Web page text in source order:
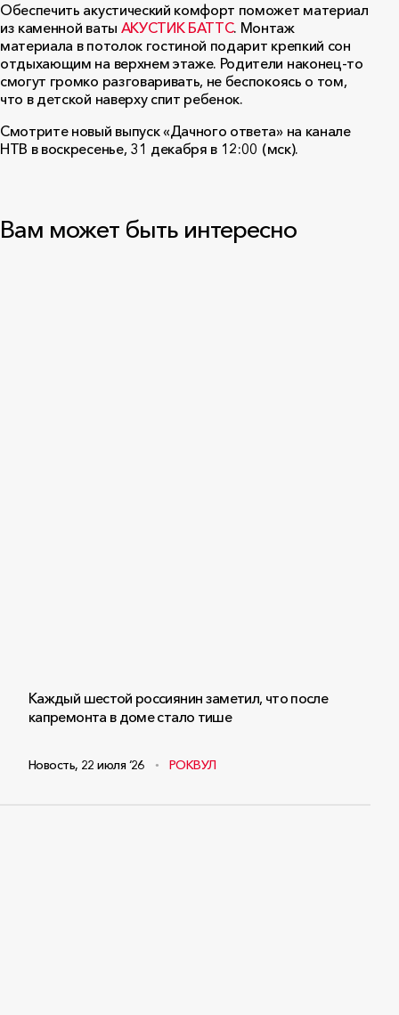
Обеспечить акустический комфорт поможет материал
из каменной ваты АКУСТИК БАТТС. Монтаж
материала в потолок гостиной подарит крепкий сон
отдыхающим на верхнем этаже. Родители наконец-то
смогут громко разговаривать, не беспокоясь о том,
что в детской наверху спит ребенок.
Смотрите новый выпуск «Дачного ответа» на канале
НТВ в воскресенье, 31 декабря в 12:00 (мск).
Вам может быть интересно
Каждый шестой россиянин заметил, что после
капремонта в доме стало тише
Новость, 22 июля ‘26 РОКВУЛ